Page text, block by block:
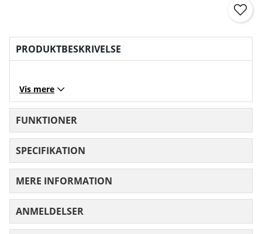
PRODUKTBESKRIVELSE
Vis mere
FUNKTIONER
SPECIFIKATION
MERE INFORMATION
ANMELDELSER